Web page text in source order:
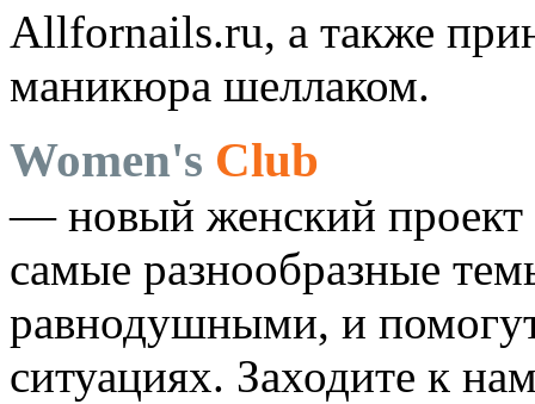
Allfornails.ru, а также
маникюра шеллаком.
Women's Club
— новый женский проект
самые разнообразные
равнодушными, и
ситуациях. Заходите к